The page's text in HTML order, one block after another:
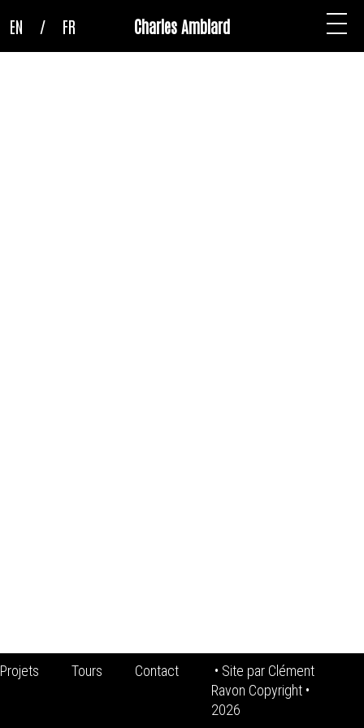
Charles Amblard
EN / FR
Projets Tours Contact • Site par Clément
Ravon Copyright •
2026